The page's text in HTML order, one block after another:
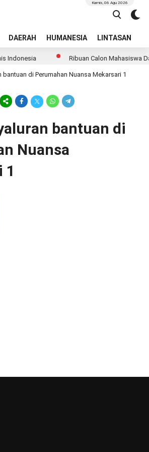
DAERAH HUMANESIA LINTASAN
Kamis, 06 Agu 2026
Indonesia Ribuan Calon Mahasiswa
bantuan di Perumahan Nuansa Mekarsari 1
bantuan di
Nuansa
1